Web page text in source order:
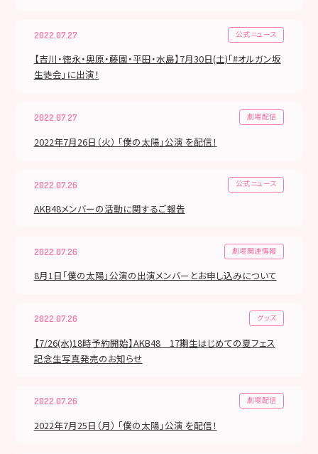
2022.07.27 公式ニュース
【吉川・徳永・奥原・藤園・平田・水島】7月30日(土)「#オルガン坂
生徒会」に出演！
2022.07.27 劇場配信
2022年7月26日（火） 「僕の太陽」公演 を配信！
2022.07.26 公式ニュース
AKB48メンバーの活動に関するご報告
2022.07.26 劇場関連情報
8月1日「僕の太陽」公演の出演メンバーとお申し込みについて
2022.07.26 グッズ
【7/26(水)18時予約開始】AKB48 17期生はじめての夏フェス
記念生写真発売のお知らせ
2022.07.26 劇場配信
2022年7月25日（月） 「僕の太陽」公演 を配信！